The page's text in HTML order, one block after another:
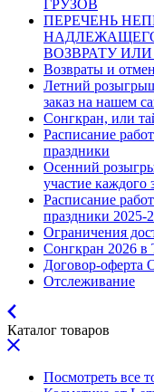
ГРУЗОВ
ПЕРЕЧЕНЬ
ВОЗВРАТУ
Возвраты и
Летний
заказ на нашем
Сонгкран, или
Расписание
праздники
Осенний
участие каждого
Расписание
праздники 2025-
Ограничения
Сонгкран 2026 в
Договор-
Отслеживание
Каталог товаров
Посмотреть все